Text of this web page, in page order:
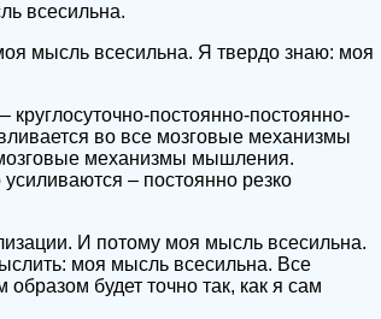
всесильна.
мысль всесильна. Я твердо знаю: моя
постоянно-постоянно-
во все мозговые механизмы
механизмы мышления.
– постоянно резко
И потому моя мысль всесильна.
моя мысль всесильна. Все
будет точно так, как я сам